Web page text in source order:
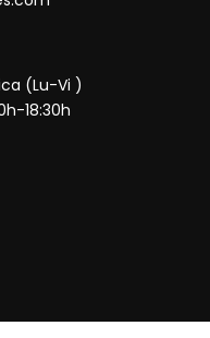
(Lu-Vi )
18:30h